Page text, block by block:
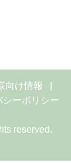
向け情報
シーポリシー
reserved.